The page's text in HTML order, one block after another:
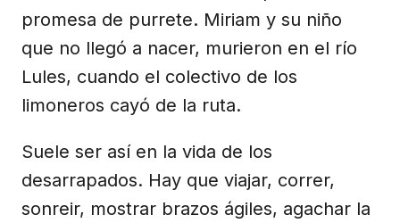
promesa de purrete. Miriam y su niño
que no llegó a nacer, murieron en el río
Lules, cuando el colectivo de los
limoneros cayó de la ruta.
Suele ser así en la vida de los
desarrapados. Hay que viajar, correr,
sonreir, mostrar brazos ágiles, agachar la